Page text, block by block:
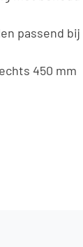
passend bij
450 mm